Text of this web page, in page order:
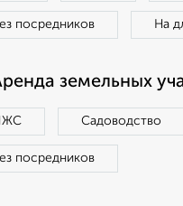
посредников На
земельных
Садоводство
посредников